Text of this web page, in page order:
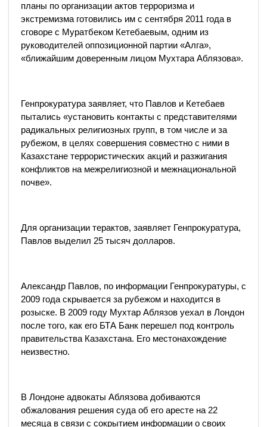
планы по организации актов терроризма и
экстремизма готовились им с сентября 2011 года в
сговоре с Муратбеком Кетебаевым, одним из
руководителей оппозиционной партии «Алга»,
«ближайшим доверенным лицом Мухтара Аблязова».
Генпрокуратура заявляет, что Павлов и Кетебаев
пытались «установить контакты с представителями
радикальных религиозных групп, в том числе и за
рубежом, в целях совершения совместно с ними в
Казахстане террористических акций и разжигания
конфликтов на межрелигиозной и межнациональной
почве».
Для организации терактов, заявляет Генпрокуратура,
Павлов выделил 25 тысяч долларов.
Александр Павлов, по информации Генпрокуратуры, с
2009 года скрывается за рубежом и находится в
розыске. В 2009 году Мухтар Аблязов уехал в Лондон
после того, как его БТА Банк перешел под контроль
правительства Казахстана. Его местонахождение
неизвестно.
В Лондоне адвокаты Аблязова добиваются
обжалования решения суда об его аресте на 22
месяца в связи с сокрытием информации о своих